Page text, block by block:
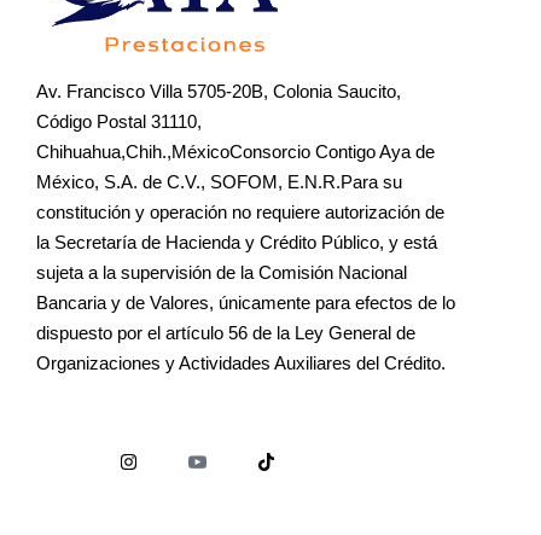
Av. Francisco Villa 5705-20B, Colonia Saucito,
Código Postal 31110,
Chihuahua,Chih.,MéxicoConsorcio Contigo Aya de
México, S.A. de C.V., SOFOM, E.N.R.Para su
constitución y operación no requiere autorización de
la Secretaría de Hacienda y Crédito Público, y está
sujeta a la supervisión de la Comisión Nacional
Bancaria y de Valores, únicamente para efectos de lo
dispuesto por el artículo 56 de la Ley General de
Organizaciones y Actividades Auxiliares del Crédito.